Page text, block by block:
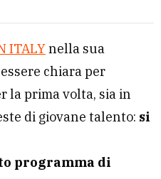
ITALYnella sua
chiara per
la prima volta, sia in
di giovane talento: si
programma di